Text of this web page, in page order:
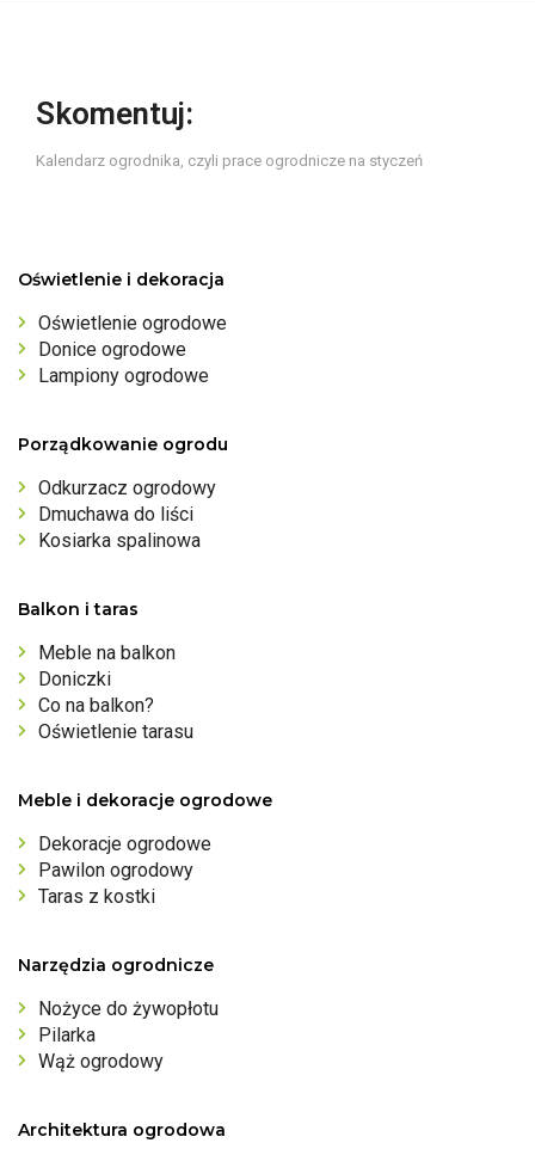
Skomentuj:
Kalendarz ogrodnika, czyli prace ogrodnicze na styczeń
Oświetlenie i dekoracja
Oświetlenie ogrodowe
Donice ogrodowe
Lampiony ogrodowe
Porządkowanie ogrodu
Odkurzacz ogrodowy
Dmuchawa do liści
Kosiarka spalinowa
Balkon i taras
Meble na balkon
Doniczki
Co na balkon?
Oświetlenie tarasu
Meble i dekoracje ogrodowe
Dekoracje ogrodowe
Pawilon ogrodowy
Taras z kostki
Narzędzia ogrodnicze
Nożyce do żywopłotu
Pilarka
Wąż ogrodowy
Architektura ogrodowa